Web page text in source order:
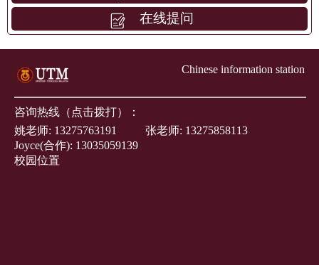
在线提问
Chinese information station
咨询热线（点击拨打）：
姚老师: 13275763191 张老师: 13275858113
Joyce(合作): 13035059139
校园位置